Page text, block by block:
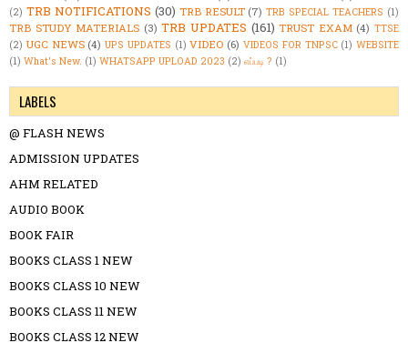
(2) TRB NOTIFICATIONS (30) TRB RESULT (7) TRB SPECIAL TEACHERS (1)
TRB STUDY MATERIALS (3) TRB UPDATES (161) TRUST EXAM (4) TTSE
(2) UGC NEWS (4) UPS UPDATES (1) VIDEO (6) VIDEOS FOR TNPSC (1) WEBSITE
(1) What's New. (1) WHATSAPP UPLOAD 2023 (2) எப்படி ? (1)
LABELS
@ FLASH NEWS
ADMISSION UPDATES
AHM RELATED
AUDIO BOOK
BOOK FAIR
BOOKS CLASS 1 NEW
BOOKS CLASS 10 NEW
BOOKS CLASS 11 NEW
BOOKS CLASS 12 NEW